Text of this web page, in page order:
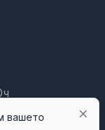
close
вашето